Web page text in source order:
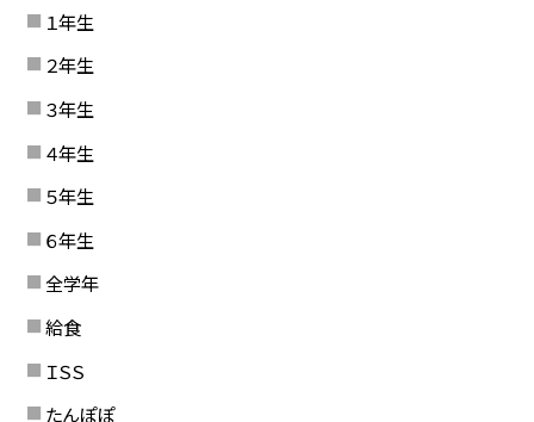
１年生
２年生
３年生
４年生
５年生
６年生
全学年
給食
ＩＳＳ
たんぽぽ